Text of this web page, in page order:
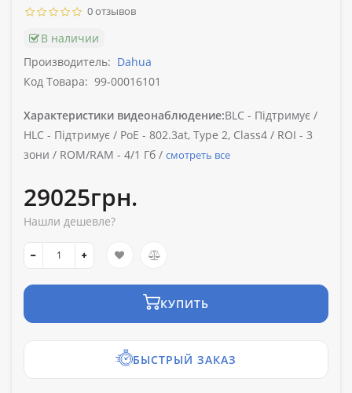
0 отзывов
В наличии
Производитель: Dahua
Код Товара: 99-00016101
Характеристики видеонаблюдение:BLC - Підтримує /
HLC - Підтримує / PoE - 802.3at, Type 2, Class4 / ROI - 3
зони / ROM/RAM - 4/1 Гб / смотреть все
29025грн.
Нашли дешевле?
КУПИТЬ
БЫСТРЫЙ ЗАКАЗ